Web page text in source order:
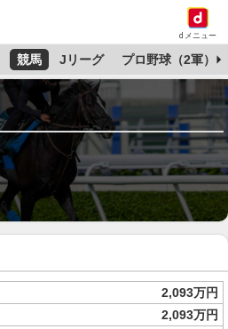
dメニュー
競馬 Jリーグ プロ野球（2軍）
2,093万円
2,093万円